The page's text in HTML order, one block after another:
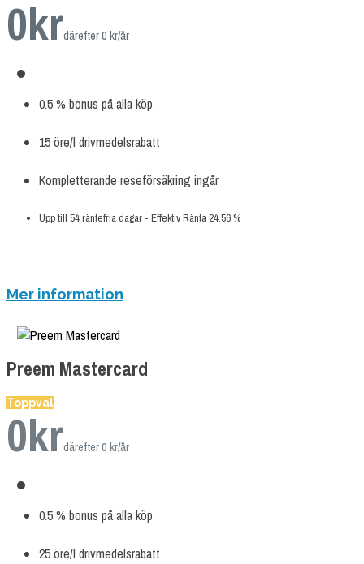
0krdärefter 0 kr/år
0.5 % bonus på alla köp
15 öre/l drivmedelsrabatt
Kompletterande reseförsäkring ingår
Upp till 54 räntefria dagar - Effektiv Ränta 24.56 %
Mer information
Preem Mastercard
Toppval
0krdärefter 0 kr/år
0.5 % bonus på alla köp
25 öre/l drivmedelsrabatt